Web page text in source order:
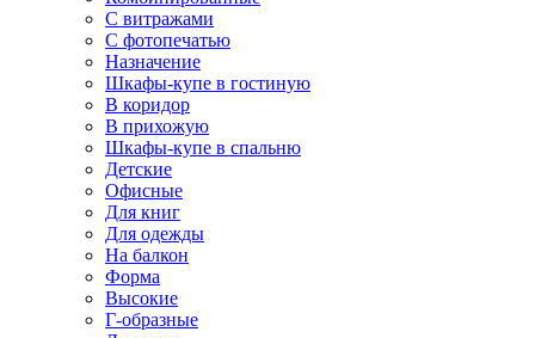
С витражами
С фотопечатью
Назначение
Шкафы-купе в гостиную
В коридор
В прихожую
Шкафы-купе в спальню
Детские
Офисные
Для книг
Для одежды
На балкон
Форма
Высокие
Г-образные